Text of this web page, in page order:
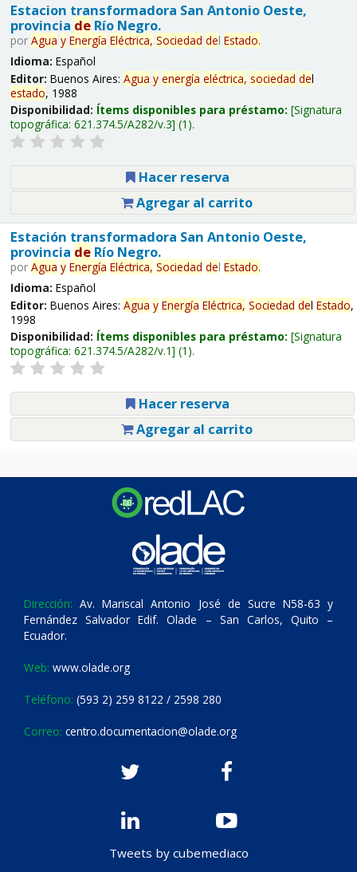
Estacion transformadora San Antonio Oeste,
provincia deRío Negro.
por Agua y Energía Eléctrica, Sociedad del Estado.
Idioma: Español
Editor: Buenos Aires: Agua y energía eléctrica, sociedad del
estado, 1988
Disponibilidad: Ítems disponibles para préstamo: Signatura
topográfica: 621.374.5/A282/v.3 (1).
Hacer reserva
Agregar al carrito
Estación transformadora San Antonio Oeste,
provincia deRío Negro.
por Agua y Energía Eléctrica, Sociedad del Estado.
Idioma: Español
Editor: Buenos Aires: Agua y Energía Eléctrica, Sociedad del Estado,
1998
Disponibilidad: Ítems disponibles para préstamo: Signatura
topográfica: 621.374.5/A282/v.1 (1).
Hacer reserva
Agregar al carrito
Dirección: Av. Mariscal Antonio José de Sucre N58-63 y
Fernández Salvador Edif. Olade – San Carlos, Quito –
Ecuador.
Web: www.olade.org
Teléfono: (593 2) 259 8122 / 2598 280
Correo: centro.documentacion@olade.org
Tweets by cubemediaco